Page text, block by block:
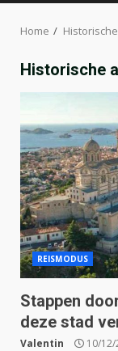
Home
Historische
REISMODUS
Stappen
deze stad
Valentin 10/